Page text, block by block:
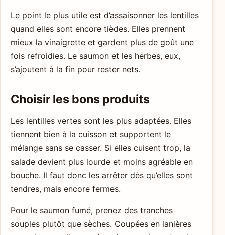
Le point le plus utile est d’assaisonner les lentilles
quand elles sont encore tièdes. Elles prennent
mieux la vinaigrette et gardent plus de goût une
fois refroidies. Le saumon et les herbes, eux,
s’ajoutent à la fin pour rester nets.
Choisir les bons produits
Les lentilles vertes sont les plus adaptées. Elles
tiennent bien à la cuisson et supportent le
mélange sans se casser. Si elles cuisent trop, la
salade devient plus lourde et moins agréable en
bouche. Il faut donc les arrêter dès qu’elles sont
tendres, mais encore fermes.
Pour le saumon fumé, prenez des tranches
souples plutôt que sèches. Coupées en lanières